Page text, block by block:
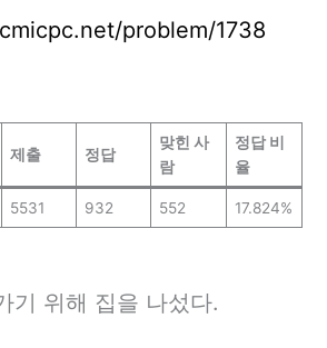
problem/1738
제출 정답
맞힌 사
람
정답 비
율
5531 932 552 17.824%
기 위해 집을 나섰다.